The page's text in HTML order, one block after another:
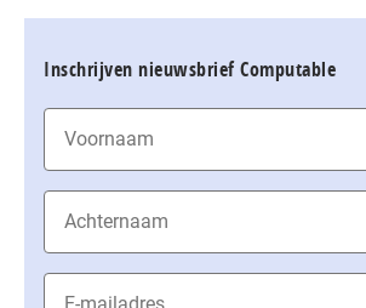
Inschrijven nieuwsbrief Computable